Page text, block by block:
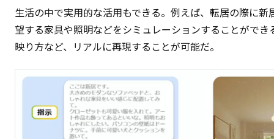
生活の中で実用的な活用もできる。例えば、転居の際に
望する家具や照明などをシミュレーションすることがで
映り方など、リアルに再現することが可能だ。